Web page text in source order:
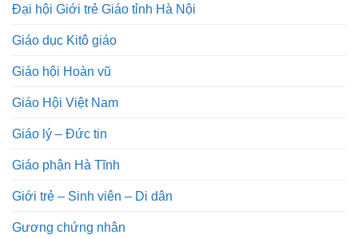
Đại hội Giới trẻ Giáo tỉnh Hà Nội
Giáo dục Kitô giáo
Giáo hội Hoàn vũ
Giáo Hội Việt Nam
Giáo lý – Đức tin
Giáo phận Hà Tĩnh
Giới trẻ – Sinh viên – Di dân
Gương chứng nhân